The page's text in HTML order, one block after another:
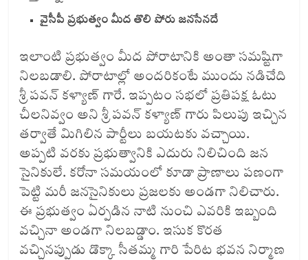
వైసీపీ ప్రభుత్వం మీద తొలి పోరు జనసేనదే
ఇలాంటి ప్రభుత్వం మీద పోరాటానికి అంతా సమష్టిగా
నిలబడాలి. పోరాటాల్లో అందరికంటే ముందు నడిచేది
శ్రీ పవన్ కళ్యాణ్ గారే. ఇప్పటం సభలో ప్రతిపక్ష ఓటు
చీలనివ్వం అని శ్రీ పవన్ కళ్యాణ్ గారు పిలుపు ఇచ్చిన
తర్వాతే మిగిలిన పార్టీలు బయటకు వచ్చాయి.
అప్పటి వరకు ప్రభుత్వానికి ఎదురు నిలిచింది జన
సైనికులే. కరోనా సమయంలో కూడా ప్రాణాలు పణంగా
పెట్టి మరీ జనసైనికులు ప్రజలకు అండగా నిలిచారు.
ఈ ప్రభుత్వం ఏర్పడిన నాటి నుంచి ఎవరికి ఇబ్బంది
వచ్చినా అండగా నిలబడ్డాం. ఇసుక కొరత
వచ్చినప్పుడు డొక్కా సీతమ్మ గారి పేరిట భవన నిర్మాణ